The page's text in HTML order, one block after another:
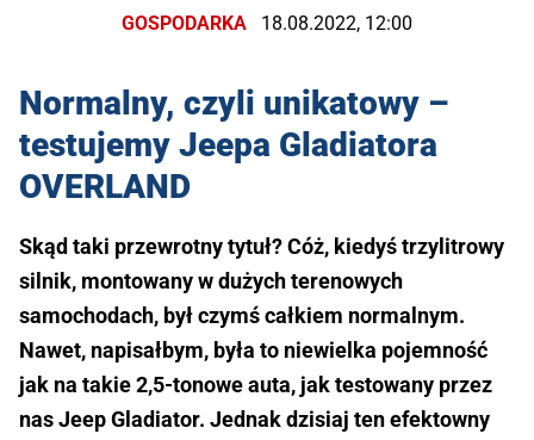
GOSPODARKA 18.08.2022, 12:00
Normalny, czyli unikatowy –
testujemy Jeepa Gladiatora
OVERLAND
Skąd taki przewrotny tytuł? Cóż, kiedyś trzylitrowy
silnik, montowany w dużych terenowych
samochodach, był czymś całkiem normalnym.
Nawet, napisałbym, była to niewielka pojemność
jak na takie 2,5-tonowe auta, jak testowany przez
nas Jeep Gladiator. Jednak dzisiaj ten efektowny